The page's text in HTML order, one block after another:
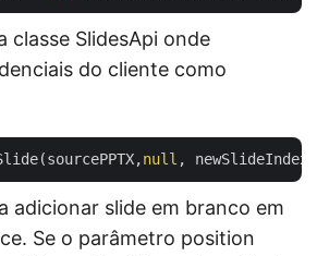
classe SlidesApi onde
do cliente como
null
adicionar slide em branco em
Se o parâmetro position